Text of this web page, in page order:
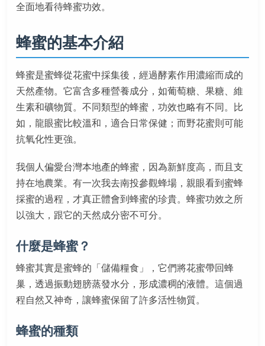
全面地看待蜂蜜功效。
蜂蜜的基本介紹
蜂蜜是蜜蜂從花蜜中採集後，經過酵素作用濃縮而成的
天然產物。它富含多種營養成分，如葡萄糖、果糖、維
生素和礦物質。不同類型的蜂蜜，功效也略有不同。比
如，龍眼蜜比較溫和，適合日常保健；而野花蜜則可能
抗氧化性更強。
我個人偏愛台灣本地產的蜂蜜，因為新鮮度高，而且支
持在地農業。有一次我去南投參觀蜂場，親眼看到蜜蜂
採蜜的過程，才真正體會到蜂蜜的珍貴。蜂蜜功效之所
以強大，跟它的天然成分密不可分。
什麼是蜂蜜？
蜂蜜其實是蜜蜂的「儲備糧食」，它們將花蜜帶回蜂
巢，透過振動翅膀蒸發水分，形成濃稠的液體。這個過
程自然又神奇，讓蜂蜜保留了許多活性物質。
蜂蜜的種類